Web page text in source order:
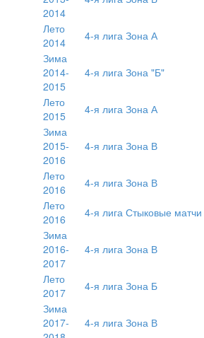
2014
Лето
2014
4-я лига Зона А
Зима
2014-
2015
4-я лига Зона "Б"
Лето
2015
4-я лига Зона А
Зима
2015-
2016
4-я лига Зона В
Лето
2016
4-я лига Зона В
Лето
2016
4-я лига Стыковые матчи
Зима
2016-
2017
4-я лига Зона В
Лето
2017
4-я лига Зона Б
Зима
2017-
4-я лига Зона В